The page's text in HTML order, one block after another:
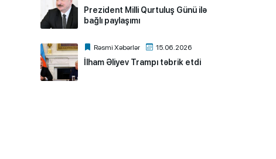
Prezident Milli Qurtuluş Günü ilə
bağlı paylaşımı
Rəsmi Xəbərlər 15.06.2026
İlham Əliyev Trampı təbrik etdi